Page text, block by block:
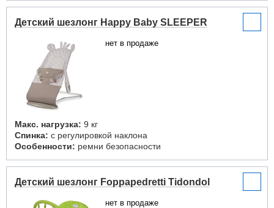
Детский шезлонг Happy Baby SLEEPER
нет в продаже
Макс. нагрузка: 9 кг
Спинка: с регулировкой наклона
Особенности: ремни безопасности
Детский шезлонг Foppapedretti Tidondol
нет в продаже